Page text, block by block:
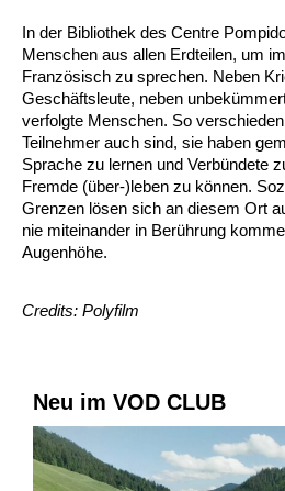
In der Bibliothek des Centre
Menschen aus allen Erdteilen, um
Französisch zu sprechen. Neben
Geschäftsleute, neben
verfolgte Menschen. So
Teilnehmer auch sind, sie haben
Sprache zu lernen und Verbündete
Fremde (über-)leben zu können.
Grenzen lösen sich an diesem Ort
nie miteinander in Berührung
Augenhöhe.
Credits: Polyfilm
Neu im VOD CLUB